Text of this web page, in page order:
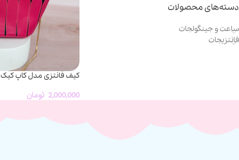
دسته‌های محصولات
ساعت و جینگولجات
فانتزیجات
کیف فانتزی مدل کاپ کیک
2,000,000 تومان